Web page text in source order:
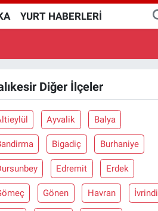
YURT HABERLERİ
Diğer İlçeler
Ayvalik Balya
Bigadiç Burhaniye
Edremit Erdek
Gönen Havran İvrindi